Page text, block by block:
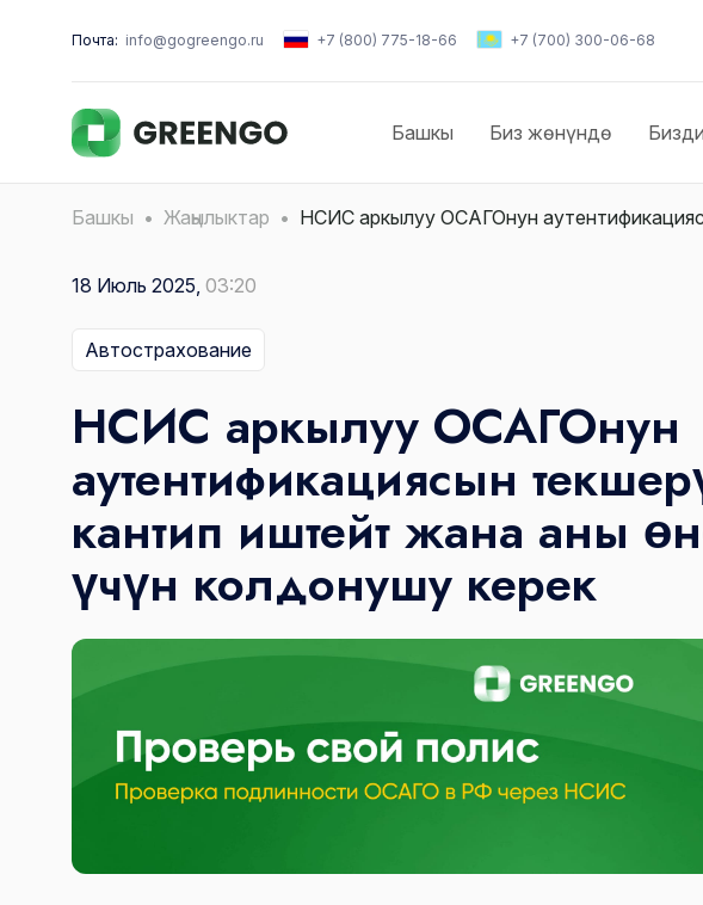
Почта: info@gogreengo.ru +7 (800) 775-18-66 +7 (700) 300-06-68
Башкы Биз жөнүндө
Башкы Жаңылыктар НСИС аркылуу ОСАГОнун
18 Июль 2025, 03:20
Автострахование
НСИС аркылуу ОСАГОнун
аутентификациясын
кантип иштейт жана аны
үчүн колдонушу керек